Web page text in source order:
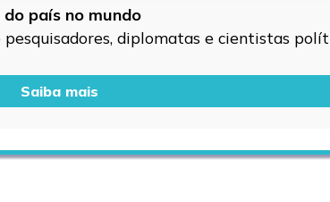
país no mundo
diplomatas e cientistas
Saiba mais